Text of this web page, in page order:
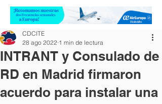
INTRANT y Consulado de
RD en Madrid firmaron
acuerdo para instalar una
CDCITE
28 ago 2022 1 min de lectura